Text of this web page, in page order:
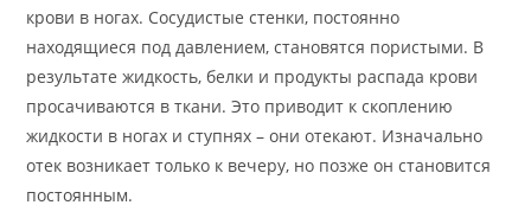
крови в ногах. Сосудистые стенки, постоянно
находящиеся под давлением, становятся пористыми. В
результате жидкость, белки и продукты распада крови
просачиваются в ткани. Это приводит к скоплению
жидкости в ногах и ступнях – они отекают. Изначально
отек возникает только к вечеру, но позже он становится
постоянным.